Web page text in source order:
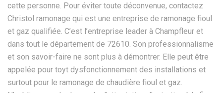
cette personne. Pour éviter toute déconvenue, contactez
Christol ramonage qui est une entreprise de ramonage fioul
et gaz qualifiée. C’est l’entreprise leader à Champfleur et
dans tout le département de 72610. Son professionnalisme
et son savoir-faire ne sont plus à démontrer. Elle peut être
appelée pour toyt dysfonctionnement des installations et
surtout pour le ramonage de chaudière fioul et gaz.